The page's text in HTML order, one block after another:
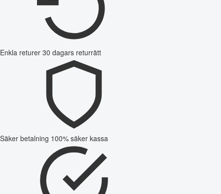
Enkla returer 30 dagars returrätt
Säker betalning 100% säker kassa